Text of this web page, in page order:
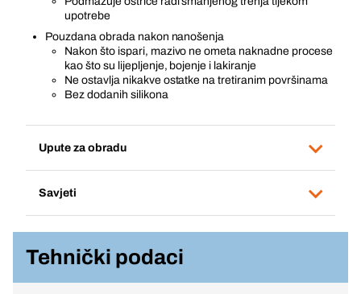
upotrebe
Pouzdana obrada nakon nanošenja
Nakon što ispari, mazivo ne ometa naknadne procese
kao što su lijepljenje, bojenje i lakiranje
Ne ostavlja nikakve ostatke na tretiranim površinama
Bez dodanih silikona
Upute za obradu
Savjeti
Tehnički podaci